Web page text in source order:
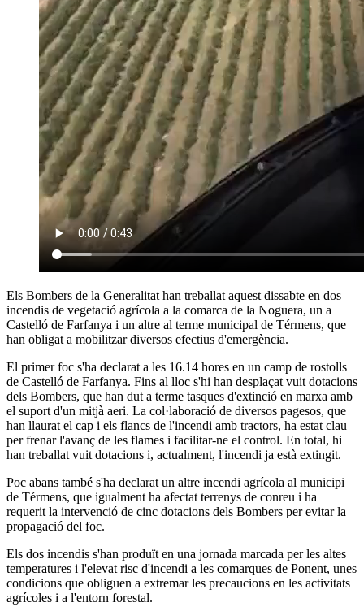
Els Bombers de la Generalitat han treballat aquest dissabte en dos
incendis de vegetació agrícola a la comarca de la Noguera, un a
Castelló de Farfanya i un altre al terme municipal de Térmens, que
han obligat a mobilitzar diversos efectius d'emergència.
El primer foc s'ha declarat a les 16.14 hores en un camp de rostolls
de Castelló de Farfanya. Fins al lloc s'hi han desplaçat vuit dotacions
dels Bombers, que han dut a terme tasques d'extinció en marxa amb
el suport d'un mitjà aeri. La col·laboració de diversos pagesos, que
han llaurat el cap i els flancs de l'incendi amb tractors, ha estat clau
per frenar l'avanç de les flames i facilitar-ne el control. En total, hi
han treballat vuit dotacions i, actualment, l'incendi ja està extingit.
Poc abans també s'ha declarat un altre incendi agrícola al municipi
de Térmens, que igualment ha afectat terrenys de conreu i ha
requerit la intervenció de cinc dotacions dels Bombers per evitar la
propagació del foc.
Els dos incendis s'han produït en una jornada marcada per les altes
temperatures i l'elevat risc d'incendi a les comarques de Ponent, unes
condicions que obliguen a extremar les precaucions en les activitats
agrícoles i a l'entorn forestal.